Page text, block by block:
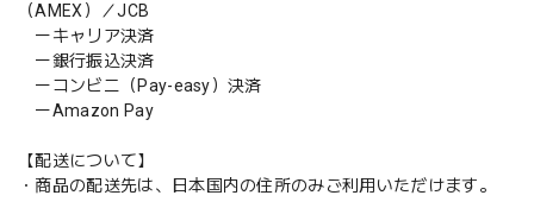
（AMEX）／JCB
ーキャリア決済
ー銀行振込決済
ーコンビニ（Pay-easy）決済
ーAmazon Pay
【配送について】
・商品の配送先は、日本国内の住所のみご利用いただけます。